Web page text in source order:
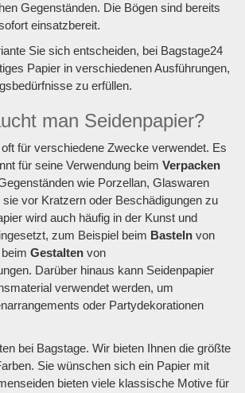
Gegenständen. Die Bögen sind bereits
einsatzbereit.
Sie sich entscheiden, bei Bagstage24
Papier in verschiedenen Ausführungen,
zu erfüllen.
man Seidenpapier?
für verschiedene Zwecke verwendet. Es
für seine Verwendung beim Verpacken
wie Porzellan, Glaswaren
vor Kratzern oder Beschädigungen zu
wird auch häufig in der Kunst und
zum Beispiel beim Basteln von
Gestalten von
Darüber hinaus kann Seidenpapier
verwendet werden, um
oder Partydekorationen
bei Bagstage. Wir bieten Ihnen die größte
Sie wünschen sich ein Papier mit
bieten viele klassische Motive für